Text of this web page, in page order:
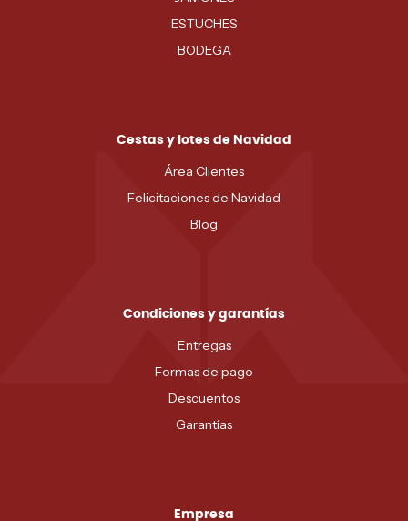
ESTUCHES
BODEGA
Cestas y lotes de Navidad
Área Clientes
Felicitaciones de Navidad
Blog
Condiciones y garantías
Entregas
Formas de pago
Descuentos
Garantías
Empresa